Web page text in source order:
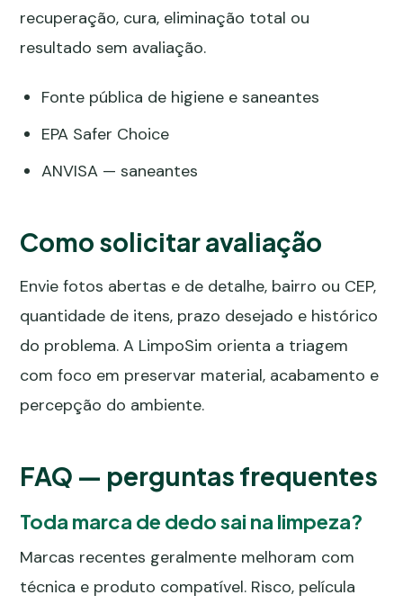
recuperação, cura, eliminação total ou
resultado sem avaliação.
Fonte pública de higiene e saneantes
EPA Safer Choice
ANVISA — saneantes
Como solicitar avaliação
Envie fotos abertas e de detalhe, bairro ou CEP,
quantidade de itens, prazo desejado e histórico
do problema. A LimpoSim orienta a triagem
com foco em preservar material, acabamento e
percepção do ambiente.
FAQ — perguntas frequentes
Toda marca de dedo sai na limpeza?
Marcas recentes geralmente melhoram com
técnica e produto compatível. Risco, película